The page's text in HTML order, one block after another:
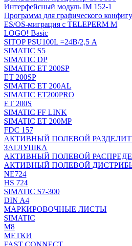
Интерфейсный модуль IM 152-1
Программа для графического
ES/OS-миграция с TELEPERM M
LOGO! Basic
SITOP PSU100L =24В/2,5 A
SIMATIC S5
SIMATIC DP
SIMATIC ET 200SP
ET 200SP
SIMATIC ET 200AL
SIMATIC ET200PRO
ET 200S
SIMATIC FF LINK
SIMATIC ET 200MP
FDC 157
АКТИВНЫЙ ПОЛЕВОЙ
ЗАГЛУШКА
АКТИВНЫЙ ПОЛЕВОЙ
АКТИВНЫЙ ПОЛЕВОЙ
NE724
HS 724
SIMATIC S7-300
DIN A4
МАРКИРОВОЧНЫЕ ЛИСТЫ
SIMATIC
M8
МЕТКИ
FAST CONNECT